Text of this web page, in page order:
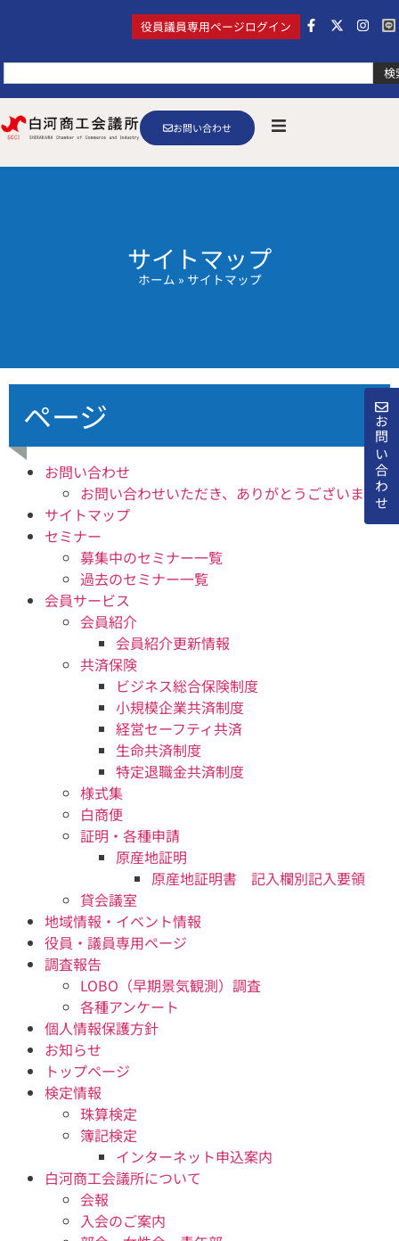
検
役員議員専用ページログイン
お問い合わせ
お問い合わせ
サイトマップ
ホーム » サイトマップ
ページ
お問い合わせ
お問い合わせいただき、ありがとうございます
サイトマップ
セミナー
募集中のセミナー一覧
過去のセミナー一覧
会員サービス
会員紹介
会員紹介更新情報
共済保険
ビジネス総合保険制度
小規模企業共済制度
経営セーフティ共済
生命共済制度
特定退職金共済制度
様式集
白商便
証明・各種申請
原産地証明
原産地証明書 記入欄別記入要領
貸会議室
地域情報・イベント情報
役員・議員専用ページ
調査報告
LOBO（早期景気観測）調査
各種アンケート
個人情報保護方針
お知らせ
トップページ
検定情報
珠算検定
簿記検定
インターネット申込案内
白河商工会議所について
会報
入会のご案内